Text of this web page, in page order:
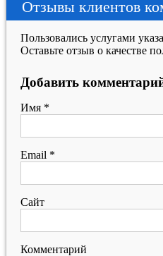
Отзывы клиентов
Пользовались услугами
Оставьте отзыв о качестве
Добавить
Имя *
Email *
Сайт
Комментарий